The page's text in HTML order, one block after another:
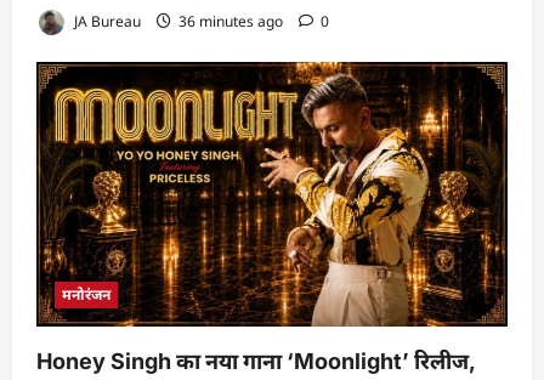
JA Bureau 36 minutes ago 0
मनोरंजन
Honey Singh का नया गाना ‘Moonlight’ रिलीज,